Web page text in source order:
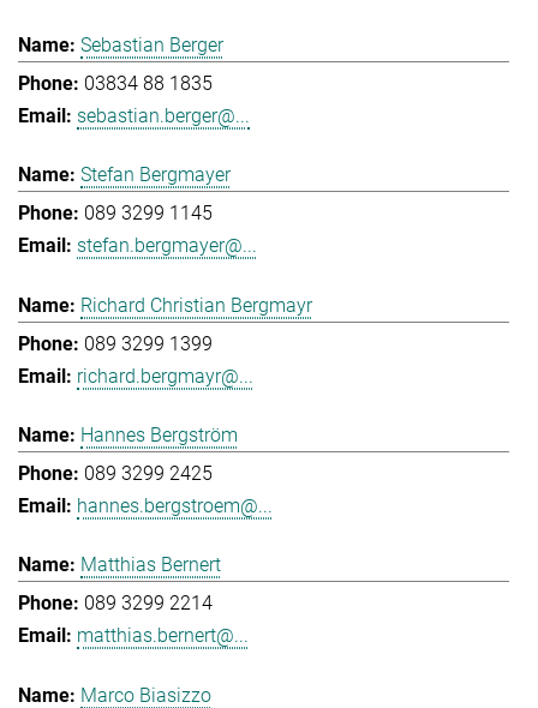
Sebastian Berger
03834 88 1835
sebastian.berger@...
Stefan Bergmayer
089 3299 1145
stefan.bergmayer@...
Richard Christian Bergmayr
089 3299 1399
richard.bergmayr@...
Hannes Bergström
089 3299 2425
hannes.bergstroem@...
Matthias Bernert
089 3299 2214
matthias.bernert@...
Marco Biasizzo